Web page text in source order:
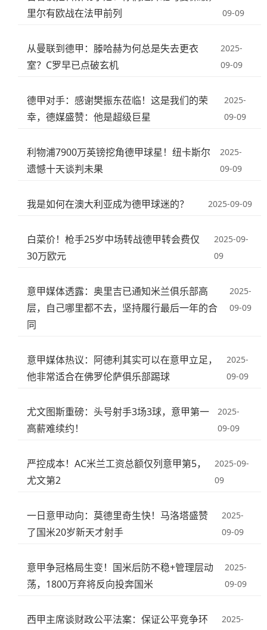
里尔有欧战在法甲前列
09-09
从曼联到德甲：滕哈赫为何总是失去更衣
室？C罗早已点破玄机
2025-
09-09
德甲对手：感谢樊振东莅临！这是我们的荣
幸，德媒盛赞：他是超级巨星
2025-
09-09
利物浦7900万英镑挖角德甲球星！纽卡斯尔
遗憾十天谈判未果
2025-
09-09
我是如何在澳大利亚成为德甲球迷的？ 2025-09-09
白菜价！枪手25岁中场转战德甲转会费仅
30万欧元
2025-09-
09
意甲媒体透露：奥里吉已通知米兰俱乐部高
层，自己哪里都不去，坚持履行最后一年的合
同
2025-
09-09
意甲媒体热议：阿德利其实可以在意甲立足，
他非常适合在佛罗伦萨俱乐部踢球
2025-
09-09
尤文图斯重磅：头号射手3场3球，意甲第一
高薪难续约！
2025-
09-09
严控成本！AC米兰工资总额仅列意甲第5，
尤文第2
2025-09-
09
一日意甲动向：莫德里奇生快！马洛塔盛赞
了国米20岁新天才射手
2025-
09-09
意甲争冠格局生变！国米后防不稳+管理层动
荡，1800万弃将反向投奔国米
2025-
09-09
西甲主席谈财政公平法案：保证公平竞争环
2025-